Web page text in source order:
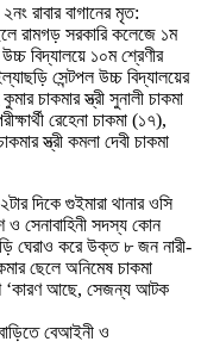
রাবার বাগানের মৃত:
রামগড় সরকারি কলেজে ১ম
বিদ্যালয়ে ১০ম শ্রেণীর
সেন্টপল উচ্চ বিদ্যালয়ের
চাকমার স্ত্রী সুনালী চাকমা
রেহেনা চাকমা (১৭),
স্ত্রী কমলা দেবী চাকমা
দিকে গুইমারা থানার ওসি
সেনাবাহিনী সদস্য কোন
ঘেরাও করে উক্ত ৮ জন নারী-
ছেলে অনিমেষ চাকমা
‘কারণ আছে, সেজন্য আটক
বাড়িতে বেআইনী ও